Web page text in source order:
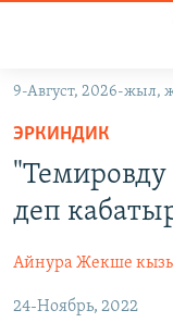
Навигацияга
өтүңүз
Издөөгө
салыңыз
КЫРГЫЗСТАН
КЫРГЫЗСТАН
ЭКОНОМИКА
МАДАНИЯТ
БОРБОР АЗИЯ
АТАЙЫН
ТВ
9-Август, 2026-жыл,
ЭРКИНДИК
деп
Айнура Жекше
24-Ноябрь, 2022